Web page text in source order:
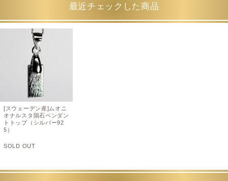
最近チェックした商品
[スウェーデン産]ムオニ
オナルスタ隕石ペンダン
トトップ（シルバー92
5）
SOLD OUT